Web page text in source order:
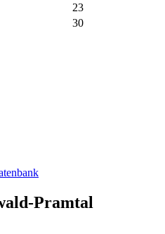
23
30
Pramtal